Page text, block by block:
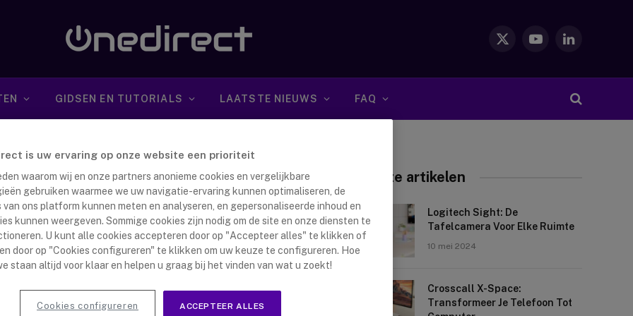
X
YouTubeLinkedIn
GIDSEN EN TUTORIALS LAATSTE NIEUWS FAQ
verticale muis
Dijkstra 28 januari 2020
Voelt u dan ook op het einde…
Nieuwste artikelen
Logitech Sight: De
Tafelcamera Voor Elke Ruimte
10 mei 2024
Crosscall X-Space:
Transformeer Je Telefoon Tot
is uw ervaring op onze website een prioriteit
waarom wij en onze partners anonieme cookies en vergelijkbare
gebruiken waarmee we uw navigatie-ervaring kunnen optimaliseren, de
ons platform kunnen meten en analyseren, en gepersonaliseerde inhoud en
kunnen weergeven. Sommige cookies zijn nodig om de site en onze diensten te
U kunt alle cookies accepteren door op "Accepteer alles" te klikken of
door op "Cookies configureren" te klikken om uw keuze te configureren. Hoe
staan altijd voor klaar en helpen u graag bij het vinden van wat u zoekt!
ACCEPTEER ALLES
Cookies configureren